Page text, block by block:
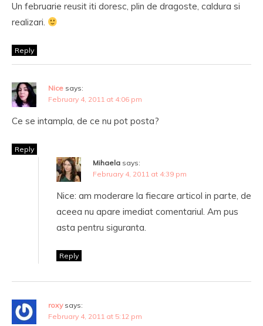
Un februarie reusit iti doresc, plin de dragoste, caldura si
realizari.
Reply
Nice says:
February 4, 2011 at 4:06 pm
Ce se intampla, de ce nu pot posta?
Reply
Mihaela says:
February 4, 2011 at 4:39 pm
Nice: am moderare la fiecare articol in parte, de
aceea nu apare imediat comentariul. Am pus
asta pentru siguranta.
Reply
roxy says:
February 4, 2011 at 5:12 pm